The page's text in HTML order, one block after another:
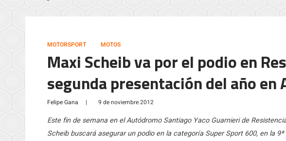
MOTORSPORT MOTOS
Maxi Scheib va por el podio en
segunda presentación del año en
Felipe Gana | 9 de noviembre 2012
Este fin de semana en el Autódromo Santiago Yaco Guarnieri de
Scheib buscará asegurar un podio en la categoría Super Sport 600, en la